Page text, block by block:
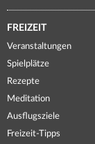
FREIZEIT
Veranstaltungen
Spielplätze
Rezepte
Meditation
Ausflugsziele
Freizeit-Tipps